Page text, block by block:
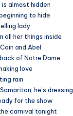
almost hidden
to hide
lady
all her things inside
and Abel
of Notre Dame
love
rain
he’s dressing
for the show
carnival tonight